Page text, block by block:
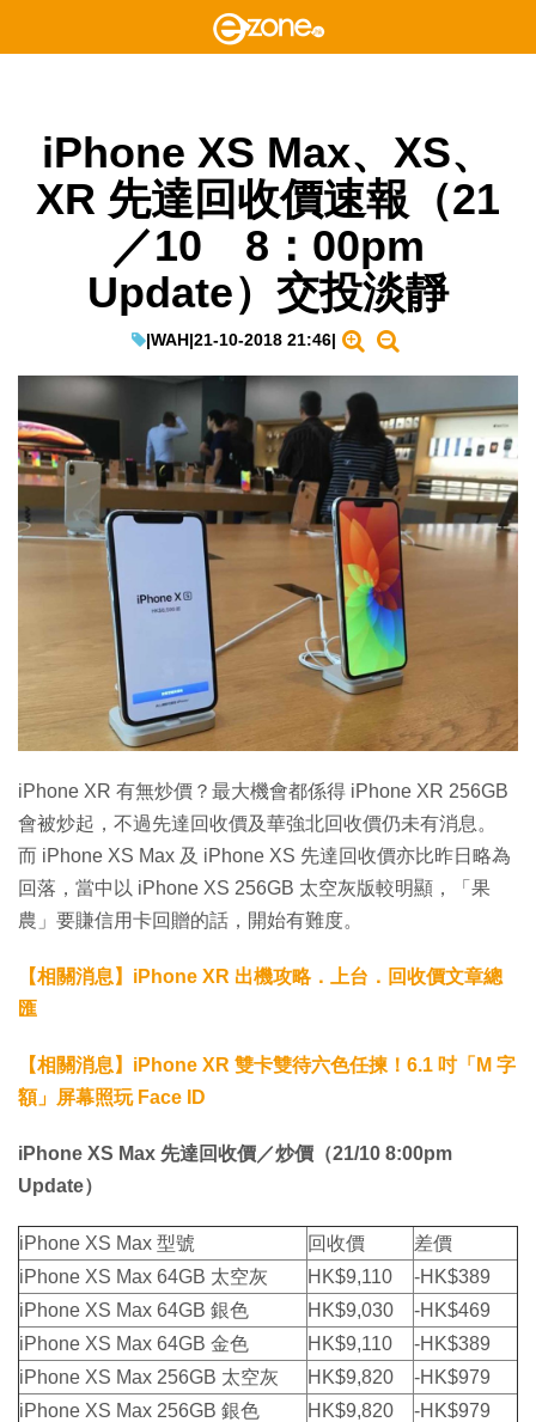
iPhone XS Max、XS、
XR 先達回收價速報（21
／10 8：00pm
Update）交投淡靜
|WAH|21-10-2018 21:46|
iPhone XR 有無炒價？最大機會都係得 iPhone XR 256GB
會被炒起，不過先達回收價及華強北回收價仍未有消息。
而 iPhone XS Max 及 iPhone XS 先達回收價亦比昨日略為
回落，當中以 iPhone XS 256GB 太空灰版較明顯，「果
農」要賺信用卡回贈的話，開始有難度。
【相關消息】iPhone XR 出機攻略．上台．回收價文章總
匯
【相關消息】iPhone XR 雙卡雙待六色任揀！6.1 吋「M 字
額」屏幕照玩 Face ID
iPhone XS Max 先達回收價／炒價（21/10 8:00pm
Update）
iPhone XS Max 型號 回收價
差價
iPhone XS Max 64GB 太空灰
HK$9,110
-HK$389
iPhone XS Max 64GB 銀色
HK$9,030
-HK$469
iPhone XS Max 64GB 金色
HK$9,110
-HK$389
iPhone XS Max 256GB 太空灰
HK$9,820
-HK$979
iPhone XS Max 256GB 銀色
HK$9,820
-HK$979